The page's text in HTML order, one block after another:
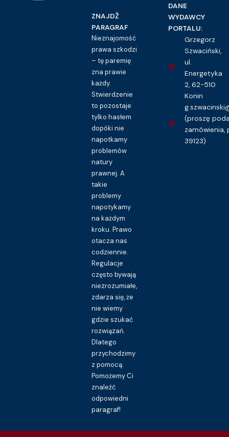
ZNAJDŹ
PARAGRAF
Nieznajomość
prawa szkodzi
– tę paremię
zna prawie
każdy.
Stwierdzenie
to pozostaje
tylko hasłem
dopóki nie
napotkamy
problemów
natury
prawnej. A
takie
problemy
napotykamy
na każdym
kroku. Prawo
otacza nas
codziennie.
Regulacje
często bywają
niezrozumiałe,
zdarza się, że
nie wiemy
gdzie szukać
rozwiązań.
Dlatego
przychodzimy
z pomocą.
Pomożemy Ci
znaleźć
odpowiedni
paragraf!
DANE
WYDAWCY
PORTALU:
Grzegorz
Szwaciński,
ul.
Energetyka
2, 62-510
Konin
(proszę
zamówienia,
39123)